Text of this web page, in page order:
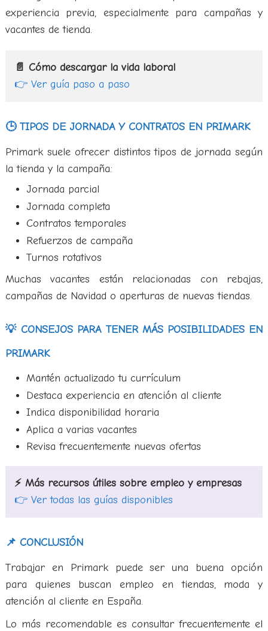
experiencia previa, especialmente para campañas y
vacantes de tienda.
📄 Cómo descargar la vida laboral
👉 Ver guía paso a paso
🕒 TIPOS DE JORNADA Y CONTRATOS EN PRIMARK
Primark suele ofrecer distintos tipos de jornada según
la tienda y la campaña:
Jornada parcial
Jornada completa
Contratos temporales
Refuerzos de campaña
Turnos rotativos
Muchas vacantes están relacionadas con rebajas,
campañas de Navidad o aperturas de nuevas tiendas.
💡 CONSEJOS PARA TENER MÁS POSIBILIDADES EN
PRIMARK
Mantén actualizado tu currículum
Destaca experiencia en atención al cliente
Indica disponibilidad horaria
Aplica a varias vacantes
Revisa frecuentemente nuevas ofertas
⚡ Más recursos útiles sobre empleo y empresas
👉 Ver todas las guías disponibles
📌 CONCLUSIÓN
Trabajar en Primark puede ser una buena opción
para quienes buscan empleo en tiendas, moda y
atención al cliente en España.
Lo más recomendable es consultar frecuentemente el